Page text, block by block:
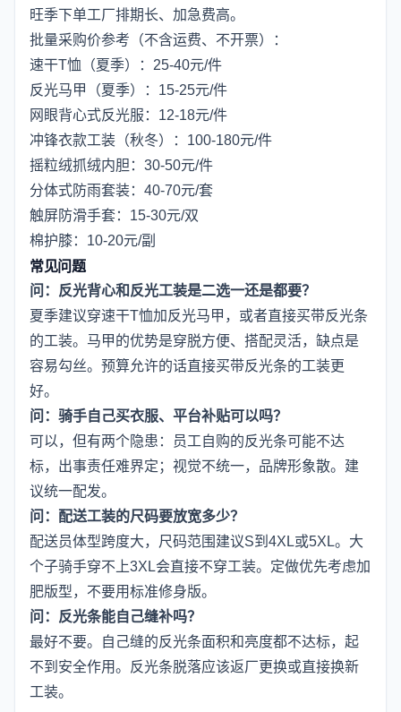
旺季下单工厂排期长、加急费高。
批量采购价参考（不含运费、不开票）：
速干T恤（夏季）：25-40元/件
反光马甲（夏季）：15-25元/件
网眼背心式反光服：12-18元/件
冲锋衣款工装（秋冬）：100-180元/件
摇粒绒抓绒内胆：30-50元/件
分体式防雨套装：40-70元/套
触屏防滑手套：15-30元/双
棉护膝：10-20元/副
常见问题
问：反光背心和反光工装是二选一还是都要？
夏季建议穿速干T恤加反光马甲，或者直接买带反光条
的工装。马甲的优势是穿脱方便、搭配灵活，缺点是
容易勾丝。预算允许的话直接买带反光条的工装更
好。
问：骑手自己买衣服、平台补贴可以吗？
可以，但有两个隐患：员工自购的反光条可能不达
标，出事责任难界定；视觉不统一，品牌形象散。建
议统一配发。
问：配送工装的尺码要放宽多少？
配送员体型跨度大，尺码范围建议S到4XL或5XL。大
个子骑手穿不上3XL会直接不穿工装。定做优先考虑加
肥版型，不要用标准修身版。
问：反光条能自己缝补吗？
最好不要。自己缝的反光条面积和亮度都不达标，起
不到安全作用。反光条脱落应该返厂更换或直接换新
工装。